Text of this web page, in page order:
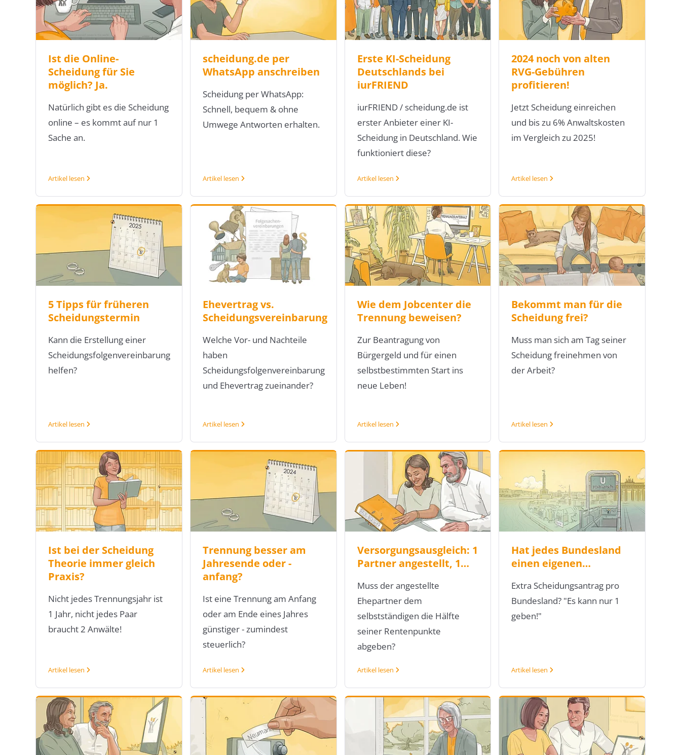
Ist die Online-
Scheidung für Sie
möglich? Ja.
Natürlich gibt es die Scheidung
online – es kommt auf nur 1
Sache an.
Artikel lesen
scheidung.de per
WhatsApp anschreiben
Scheidung per WhatsApp:
Schnell, bequem & ohne
Umwege Antworten erhalten.
Artikel lesen
Erste KI-Scheidung
Deutschlands bei
iurFRIEND
iurFRIEND / scheidung.de ist
erster Anbieter einer KI-
Scheidung in Deutschland. Wie
funktioniert diese?
Artikel lesen
2024 noch von alten
RVG-Gebühren
profitieren!
Jetzt Scheidung einreichen
und bis zu 6% Anwaltskosten
im Vergleich zu 2025!
Artikel lesen
5 Tipps für früheren
Scheidungstermin
Kann die Erstellung einer
Scheidungsfolgenvereinbarung
helfen?
Artikel lesen
Ehevertrag vs.
Scheidungsvereinbarung
Welche Vor- und Nachteile
haben
Scheidungsfolgenvereinbarung
und Ehevertrag zueinander?
Artikel lesen
Wie dem Jobcenter die
Trennung beweisen?
Zur Beantragung von
Bürgergeld und für einen
selbstbestimmten Start ins
neue Leben!
Artikel lesen
Bekommt man für die
Scheidung frei?
Muss man sich am Tag seiner
Scheidung freinehmen von
der Arbeit?
Artikel lesen
Ist bei der Scheidung
Theorie immer gleich
Praxis?
Nicht jedes Trennungsjahr ist
1 Jahr, nicht jedes Paar
braucht 2 Anwälte!
Artikel lesen
Trennung besser am
Jahresende oder -
anfang?
Ist eine Trennung am Anfang
oder am Ende eines Jahres
günstiger - zumindest
steuerlich?
Artikel lesen
Versorgungsausgleich: 1
Partner angestellt, 1…
Muss der angestellte
Ehepartner dem
selbstständigen die Hälfte
seiner Rentenpunkte
abgeben?
Artikel lesen
Hat jedes Bundesland
einen eigenen…
Extra Scheidungsantrag pro
Bundesland? "Es kann nur 1
geben!"
Artikel lesen